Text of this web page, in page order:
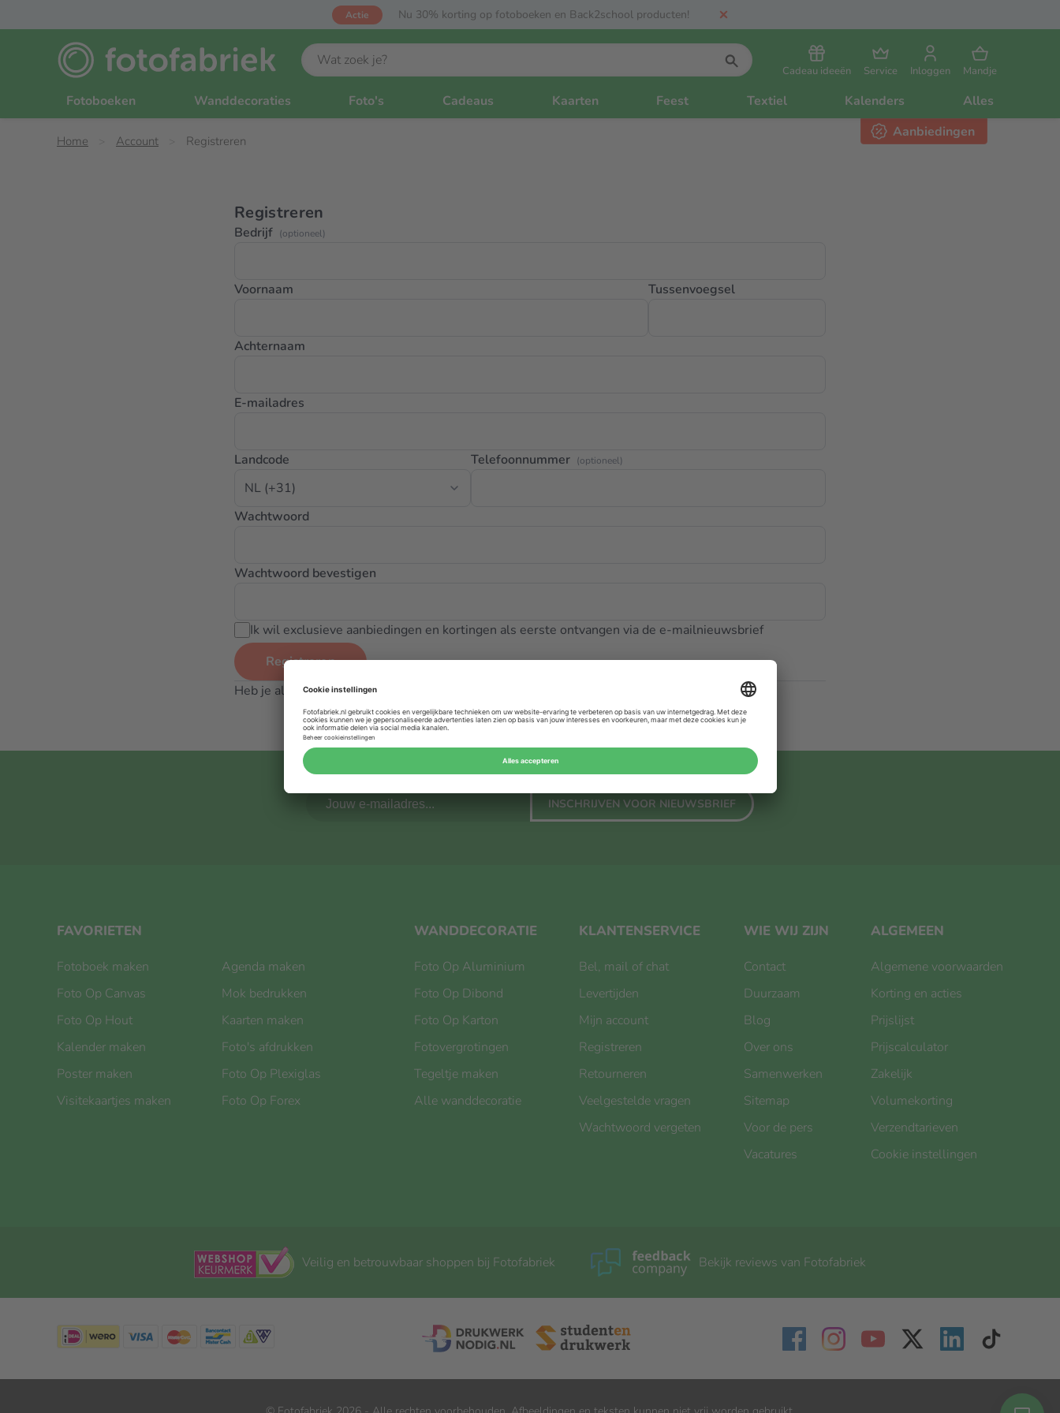
Actie Nu 30% korting op fotoboeken en Back2school producten!
Cadeau ideeën Service Inloggen Mandje
Fotoboeken Wanddecoraties Foto's Cadeaus Kaarten Feest Textiel Kalenders
Alles
Aanbiedingen
Home Account Registreren
Registreren
Bedrijf (optioneel)
Voornaam Tussenvoegsel
Achternaam
E-mailadres
Landcode Telefoonnummer (optioneel)
Wachtwoord
Wachtwoord bevestigen
Ik wil exclusieve aanbiedingen en kortingen als eerste ontvangen via de e-mailnieuwsbrief
Registreren
Heb je al een account?Log hier in
INSCHRIJVEN VOOR NIEUWSBRIEF
FAVORIETEN
Fotoboek maken
Foto Op Canvas
Foto Op Hout
Kalender maken
Poster maken
Visitekaartjes maken
Agenda maken
Mok bedrukken
Kaarten maken
Foto's afdrukken
Foto Op Plexiglas
Foto Op Forex
WANDDECORATIE
Foto Op Aluminium
Foto Op Dibond
Foto Op Karton
Fotovergrotingen
Tegeltje maken
Alle wanddecoratie
KLANTENSERVICE
Bel, mail of chat
Levertijden
Mijn account
Registreren
Retourneren
Veelgestelde vragen
Wachtwoord vergeten
WIE WIJ ZIJN
Contact
Duurzaam
Blog
Over ons
Samenwerken
Sitemap
Voor de pers
Vacatures
ALGEMEEN
Algemene voorwaarden
Korting en acties
Prijslijst
Prijscalculator
Zakelijk
Volumekorting
Verzendtarieven
Cookie instellingen
Veilig en betrouwbaar shoppen bij Fotofabriek Bekijk reviews van Fotofabriek